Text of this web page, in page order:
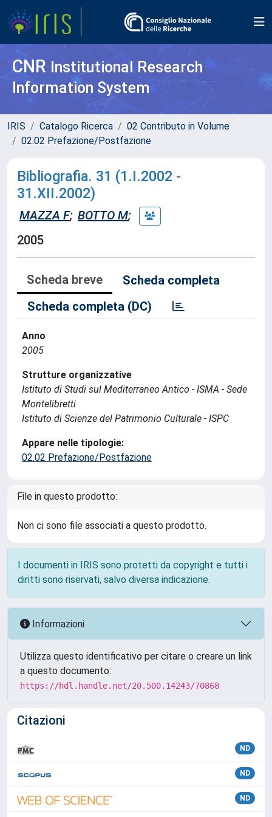
CNR Institutional Research
Information System
IRIS Catalogo Ricerca
02 Contributo in Volume
02.02 Prefazione/Postfazione
Bibliografia. 31 (1.I.2002 -
31.XII.2002)
MAZZA F; BOTTO M;
2005
Scheda breve
Scheda completa
Scheda completa (DC)
Anno
2005
Strutture organizzative
Istituto di Studi sul Mediterraneo Antico - ISMA - Sede
Montelibretti
Istituto di Scienze del Patrimonio Culturale - ISPC
Appare nelle tipologie:
02.02 Prefazione/Postfazione
File in questo prodotto:
Non ci sono file associati a questo prodotto.
I documenti in IRIS sono protetti da copyright e tutti i
diritti sono riservati, salvo diversa indicazione.
Informazioni
Utilizza questo identificativo per citare o creare un link
a questo documento:
https://hdl.handle.net/20.500.14243/70868
Citazioni
ND
ND
ND